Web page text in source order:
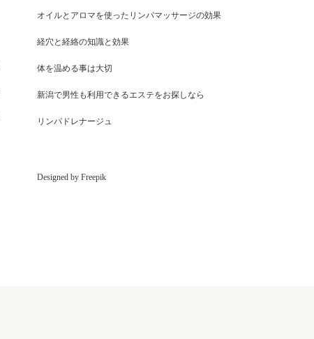
オイルとアロマを使ったリンパマッサージの効果
経穴と経絡の知識と効果
体を温める事は大切
新潟で男性も利用できるエステをお探しなら
リンパドレナージュ
Designed by Freepik